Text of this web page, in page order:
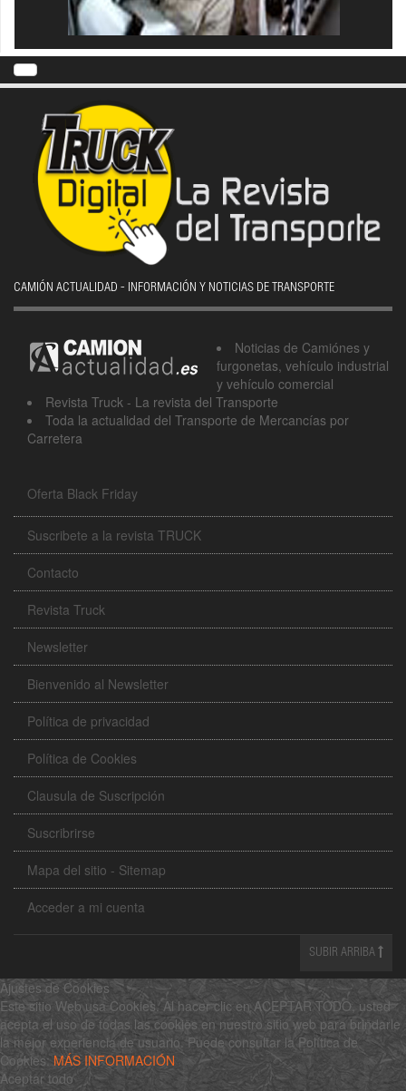
CAMIÓN ACTUALIDAD - INFORMACIÓN Y NOTICIAS DE TRANSPORTE
Noticias de Camiónes y
furgonetas, vehículo industrial
y vehículo comercial
Revista Truck - La revista del Transporte
Toda la actualidad del Transporte de Mercancías por
Carretera
Oferta Black Friday
Suscribete a la revista TRUCK
Contacto
Revista Truck
Newsletter
Bienvenido al Newsletter
Política de privacidad
Política de Cookies
Clausula de Suscripción
Suscribrirse
Mapa del sitio - Sitemap
Acceder a mi cuenta
SUBIR ARRIBA
Ajustes de Cookies
Este sitio Web usa Cookies. Al hacer clic en ACEPTAR TODO, usted
acepta el uso de todas las cookies en nuestro sitio web para brindarle
la mejor experiencia de usuario. Puede consultar la Política de
Cookies: MÁS INFORMACIÓN
Aceptar todo